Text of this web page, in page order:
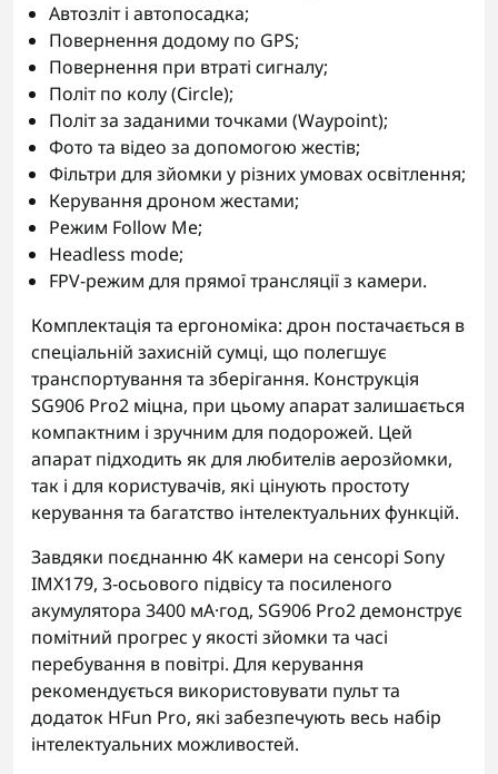
Автозліт і автопосадка;
Повернення додому по GPS;
Повернення при втраті сигналу;
Політ по колу (Circle);
Політ за заданими точками (Waypoint);
Фото та відео за допомогою жестів;
Фільтри для зйомки у різних умовах освітлення;
Керування дроном жестами;
Режим Follow Me;
Headless mode;
FPV-режим для прямої трансляції з камери.
Комплектація та ергономіка: дрон постачається в
спеціальній захисній сумці, що полегшує
транспортування та зберігання. Конструкція
SG906 Pro2 міцна, при цьому апарат залишається
компактним і зручним для подорожей. Цей
апарат підходить як для любителів аерозйомки,
так і для користувачів, які цінують простоту
керування та багатство інтелектуальних функцій.
Завдяки поєднанню 4K камери на сенсорі Sony
IMX179, 3-осьового підвісу та посиленого
акумулятора 3400 мА·год, SG906 Pro2 демонструє
помітний прогрес у якості зйомки та часі
перебування в повітрі. Для керування
рекомендується використовувати пульт та
додаток HFun Pro, які забезпечують весь набір
інтелектуальних можливостей.